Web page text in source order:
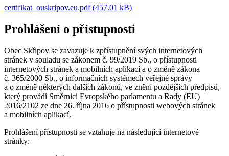
certifikat_ouskripov.eu.pdf (457.01 kB)
Prohlášení o přístupnosti
Obec Skřipov se zavazuje k zpřístupnění svých internetových
stránek v souladu se zákonem č. 99/2019 Sb., o přístupnosti
internetových stránek a mobilních aplikací a o změně zákona
č. 365/2000 Sb., o informačních systémech veřejné správy
a o změně některých dalších zákonů, ve znění pozdějších předpisů,
který provádí Směrnici Evropského parlamentu a Rady (EU)
2016/2102 ze dne 26. října 2016 o přístupnosti webových stránek
a mobilních aplikací.
Prohlášení přístupnosti se vztahuje na následující internetové
stránky: